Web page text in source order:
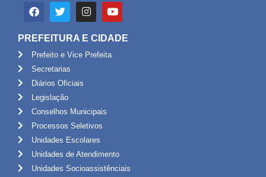
PREFEITURA E CIDADE
Prefeito e Vice Prefeita
Secretarias
Diários Oficiais
Legislação
Conselhos Municipais
Processos Seletivos
Unidades Escolares
Unidades de Atendimento
Unidades Socioassistênciais